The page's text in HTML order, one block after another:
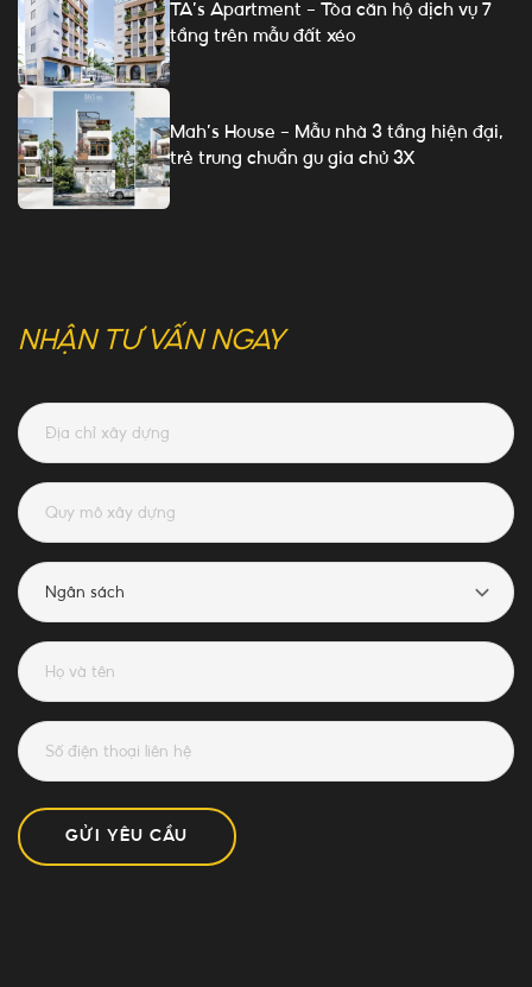
TA’s Apartment – Tòa căn hộ dịch vụ 7
tầng trên mẫu đất xéo
Mah’s House – Mẫu nhà 3 tầng hiện đại,
trẻ trung chuẩn gu gia chủ 3X
NHẬN TƯ VẤN NGAY
GỬI YÊU CẦU